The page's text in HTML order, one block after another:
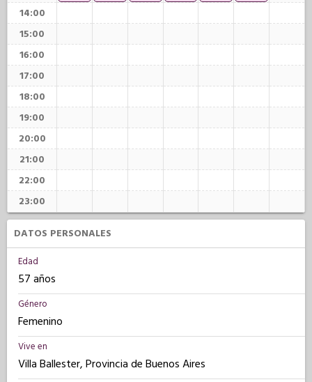
14:00
15:00
16:00
17:00
18:00
19:00
20:00
21:00
22:00
23:00
DATOS PERSONALES
Edad
57 años
Género
Femenino
Vive en
Villa Ballester, Provincia de Buenos Aires